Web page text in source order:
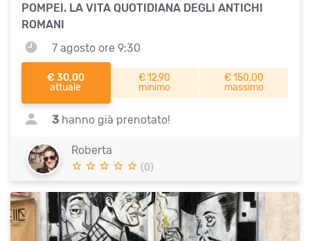
POMPEI. LA VITA QUOTIDIANA DEGLI ANTICHI
ROMANI
7 agosto ore 9:30
€ 30,00
attuale
€ 12,90
minimo
€ 150,00
massimo
3 hanno già prenotato!
Roberta
(0)